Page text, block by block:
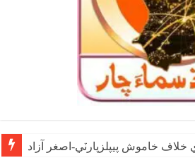
خاموش پيپلزپارٽي-اصغر آزاد